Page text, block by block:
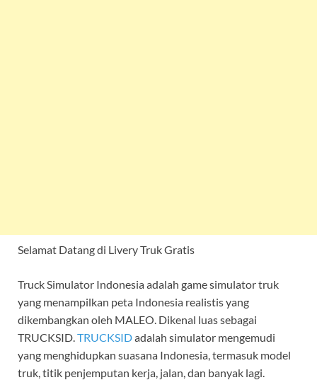
Selamat Datang di Livery Truk Gratis
Truck Simulator Indonesia adalah game simulator truk
yang menampilkan peta Indonesia realistis yang
dikembangkan oleh MALEO. Dikenal luas sebagai
TRUCKSID. TRUCKSIDadalah simulator mengemudi
yang menghidupkan suasana Indonesia, termasuk model
truk, titik penjemputan kerja, jalan, dan banyak lagi.